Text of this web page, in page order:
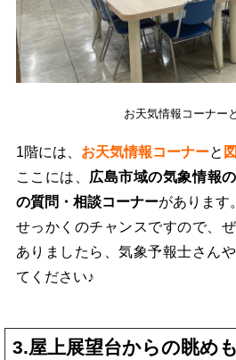
お天気情報コーナー
1階には、 お天気情報コーナーと
ここには、 広島市域の気象情報
の質問・相談コーナーがあります。
せっかくのチャンスですので、
ありましたら、気象予報士さん
てください♪
3.屋上展望台からの眺め